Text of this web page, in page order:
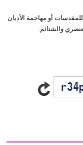
أو مهاجمة الأديان
والشتائم.